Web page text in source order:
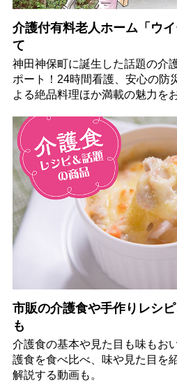
介護付有料老人ホーム「ウ
て
神田神保町に誕生した話題の介
ポート！24時間看護、安心の防
よる絶品料理ほか満載の魅力を
市販の介護食や手作りレシ
も
介護食の基本や見た目も味もお
護食を食べ比べ、味や見た目を
解説する動画も。